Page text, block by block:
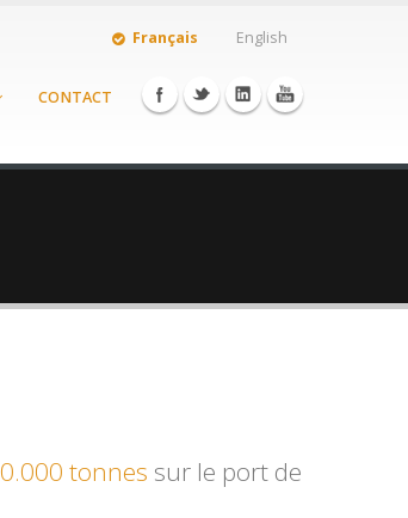
Français English
CONTACT
tonnes sur le port de